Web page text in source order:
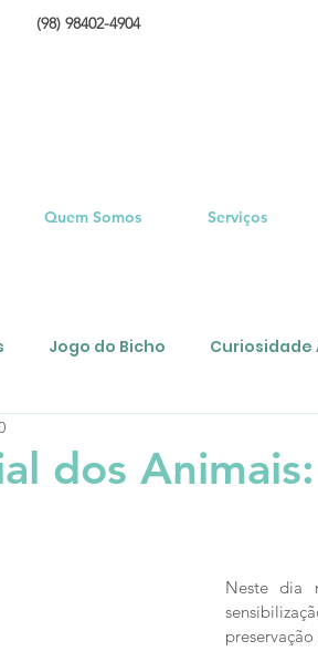
(98) 98402-4904
Quem Somos Serviços
Jogo do Bicho Curiosidade
dos
Neste dia